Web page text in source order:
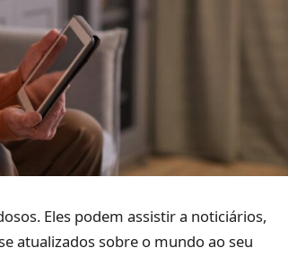
Eles podem assistir a noticiários,
atualizados sobre o mundo ao seu